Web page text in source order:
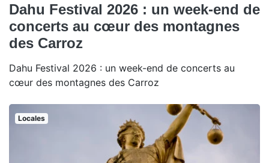
Dahu Festival 2026 : un week-end de
concerts au cœur des montagnes
des Carroz
Dahu Festival 2026 : un week-end de concerts au
cœur des montagnes des Carroz
Locales